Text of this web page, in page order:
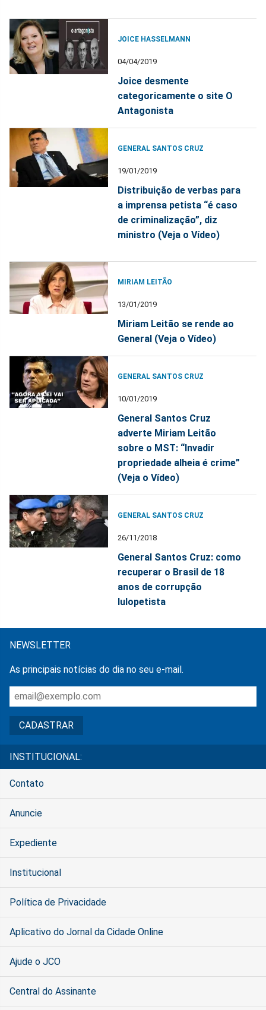
JOICE HASSELMANN
04/04/2019
Joice desmente
categoricamente o site O
Antagonista
GENERAL SANTOS CRUZ
19/01/2019
Distribuição de verbas para
a imprensa petista “é caso
de criminalização”, diz
ministro (Veja o Vídeo)
MIRIAM LEITÃO
13/01/2019
Miriam Leitão se rende ao
General (Veja o Vídeo)
GENERAL SANTOS CRUZ
10/01/2019
General Santos Cruz
adverte Miriam Leitão
sobre o MST: “Invadir
propriedade alheia é crime”
(Veja o Vídeo)
GENERAL SANTOS CRUZ
26/11/2018
General Santos Cruz: como
recuperar o Brasil de 18
anos de corrupção
lulopetista
NEWSLETTER
As principais notícias do dia no seu e-mail.
INSTITUCIONAL:
Contato
Anuncie
Expediente
Institucional
Política de Privacidade
Aplicativo do Jornal da Cidade Online
Ajude o JCO
Central do Assinante